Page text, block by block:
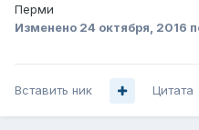
Перми
Изменено 24 октября, 2016
Вставить ник Цитата